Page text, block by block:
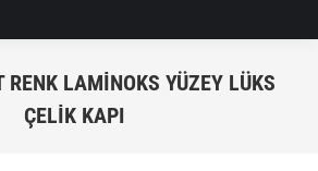
LAMINOKS YÜZEY LÜKS
ÇELIK KAPI